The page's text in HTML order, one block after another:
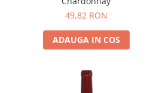
49,82 RON
ADAUGA IN COS